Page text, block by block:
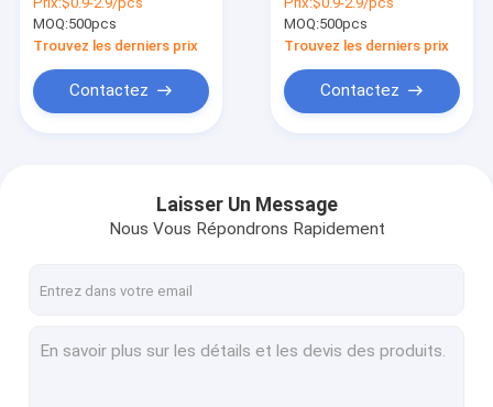
promotion CMYK du
calendrier de bureau
de carton 14sheets
230gsm
MOQ:500pcs
Trouvez les derniers prix
Contactez
Calendar Colorful
Printed avec des
matrices 18 x 25cm
MOQ:500pcs
Trouvez les derniers prix
Contactez
Laisser Un Message
Nous Vous Répondrons Rapidement